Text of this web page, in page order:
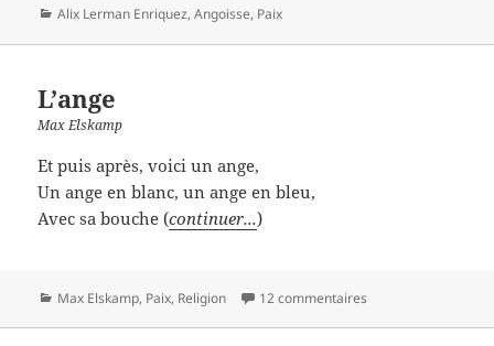
Catégories
Alix Lerman Enriquez,Angoisse, Paix
L’ange
Max Elskamp
Et puis après, voici un ange,
Un ange en blanc, un ange en bleu,
Avec sa bouche (continuer...)
Catégories
Max Elskamp, Paix, Religion 12 commentaires